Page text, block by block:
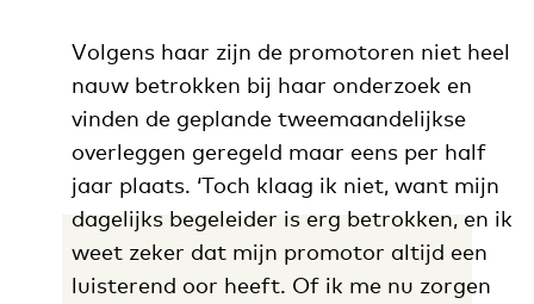
Volgens haar zijn de promotoren niet heel
nauw betrokken bij haar onderzoek en
vinden de geplande tweemaandelijkse
overleggen geregeld maar eens per half
jaar plaats. ‘Toch klaag ik niet, want mijn
dagelijks begeleider is erg betrokken, en ik
weet zeker dat mijn promotor altijd een
luisterend oor heeft. Of ik me nu zorgen